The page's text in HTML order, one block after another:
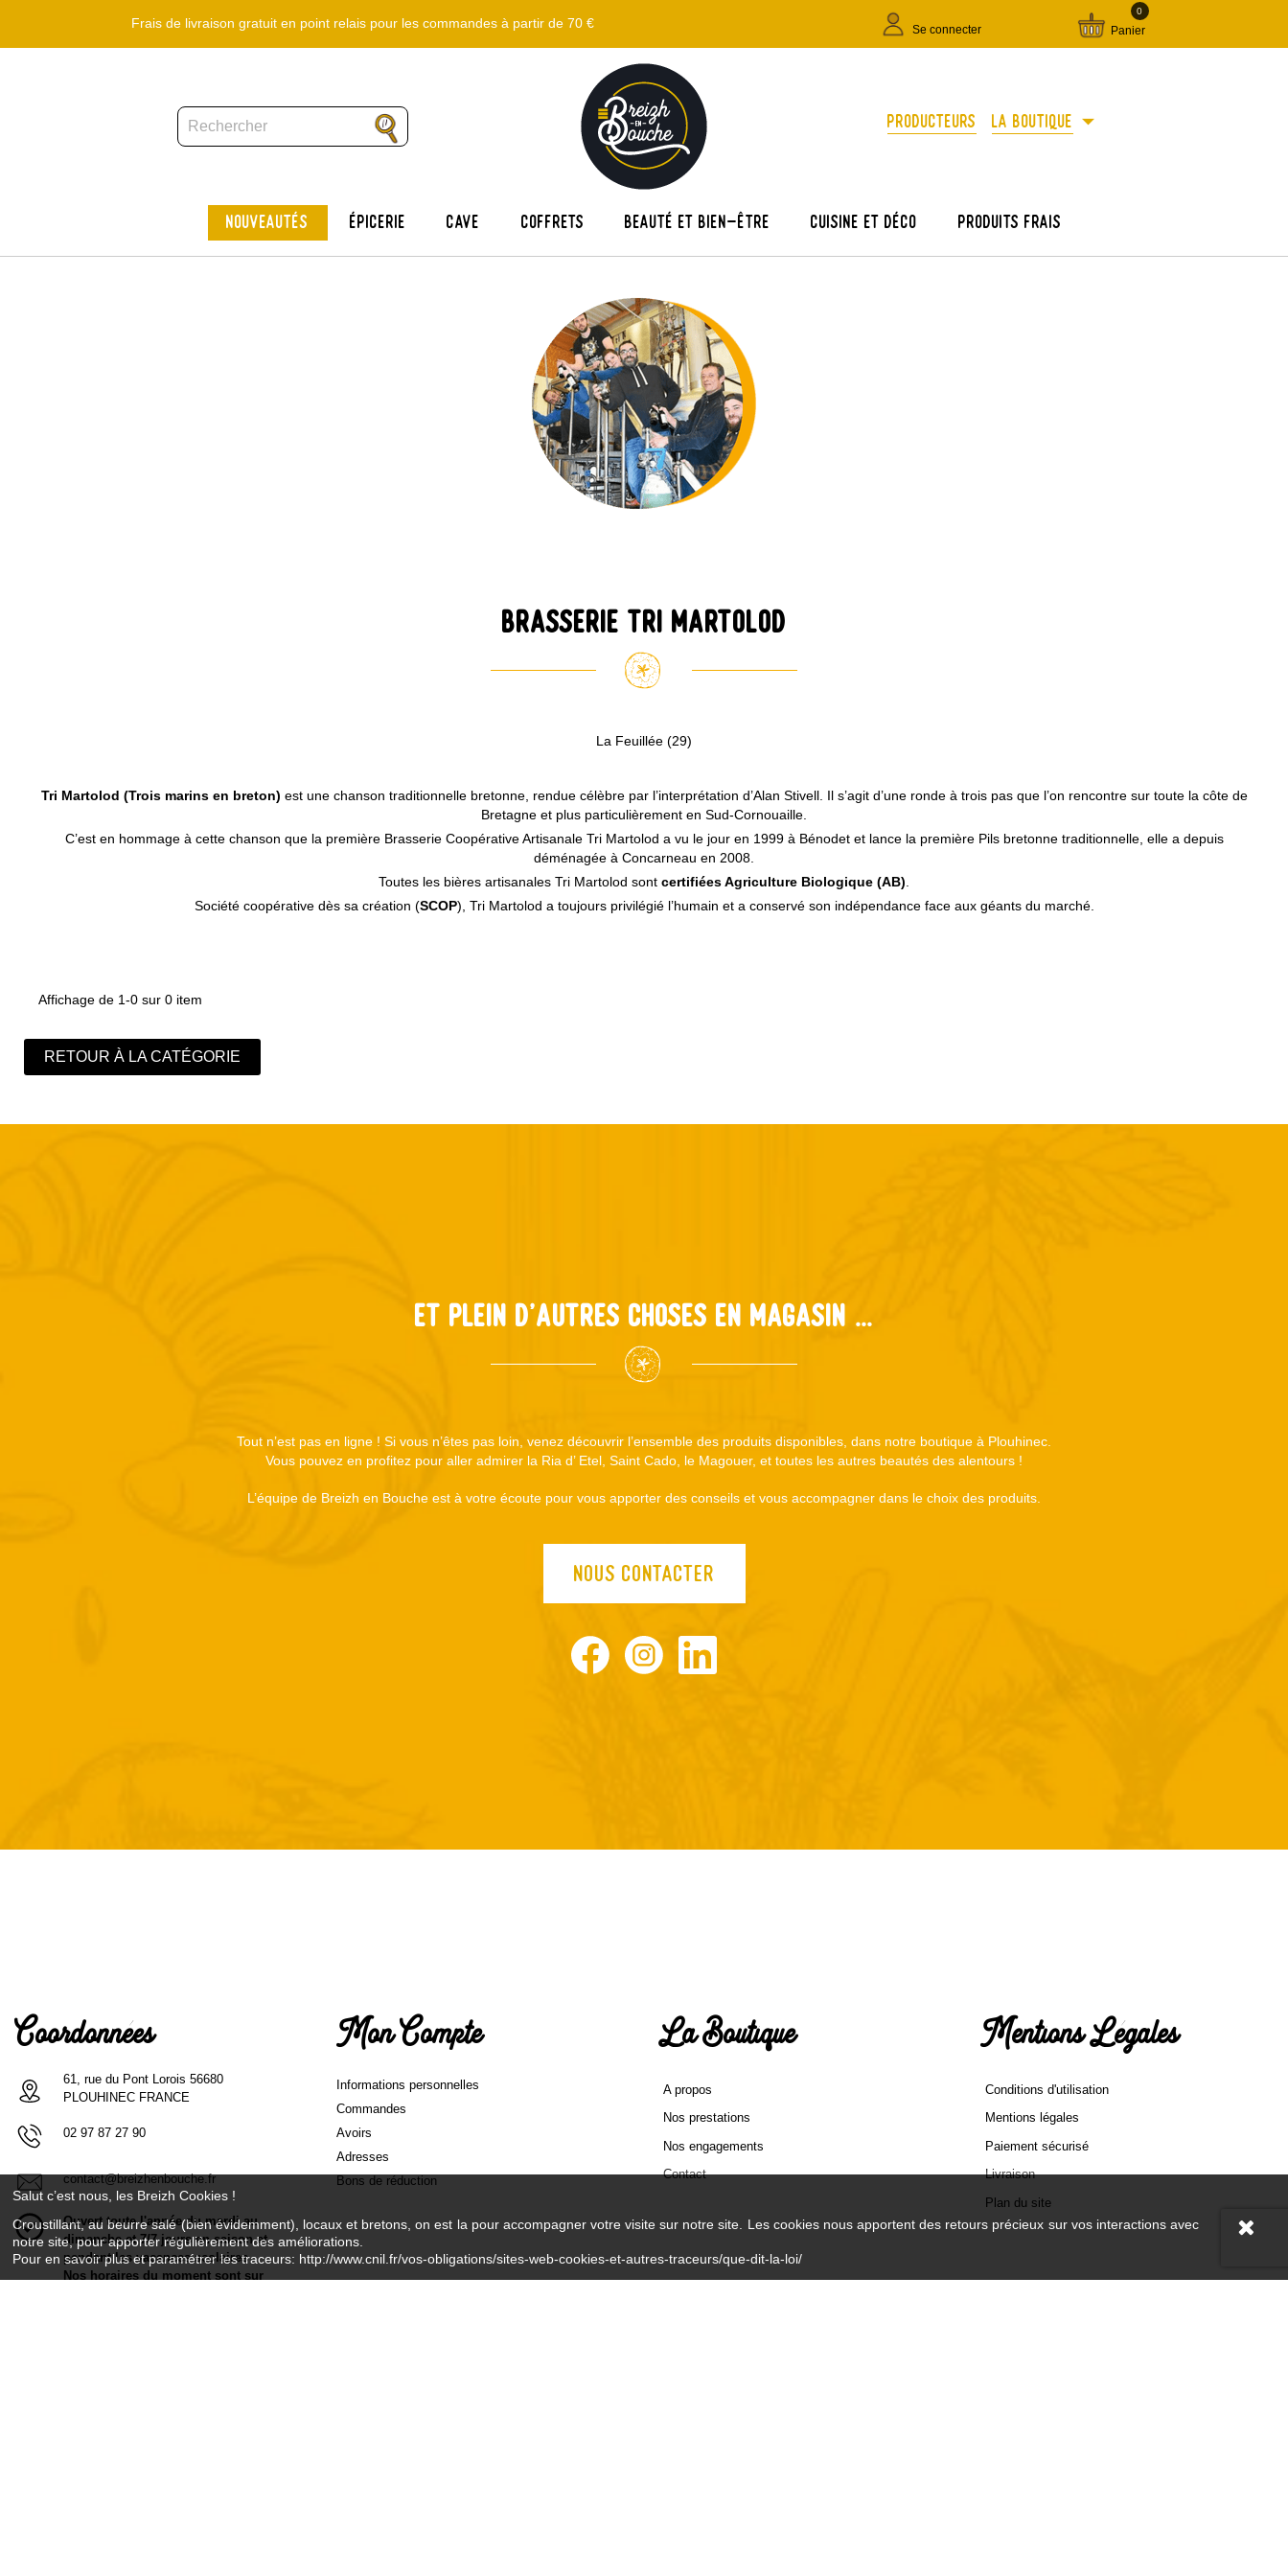
Frais de livraison gratuit en point relais pour les commandes à partir de 70 € Se connecter Panier
0
Producteurs La boutique arrow_drop_down
Nouveautés Épicerie Cave Coffrets Beauté et bien-être Cuisine et déco Produits frais
BRASSERIE TRI MARTOLOD
La Feuillée (29)
Tri Martolod (Trois marins en breton) est une chanson traditionnelle bretonne, rendue célèbre par l’interprétation d’Alan Stivell. Il s’agit d’une ronde à trois pas que l’on rencontre sur toute la côte de
Bretagne et plus particulièrement en Sud-Cornouaille.
C’est en hommage à cette chanson que la première Brasserie Coopérative Artisanale Tri Martolod a vu le jour en 1999 à Bénodet et lance la première Pils bretonne traditionnelle, elle a depuis
déménagée à Concarneau en 2008.
Toutes les bières artisanales Tri Martolod sont certifiées Agriculture Biologique (AB)
Société coopérative dès sa création (SCOP), Tri Martolod a toujours privilégié l’humain et a conservé son indépendance face aux géants du marché.
Affichage de 1-0 sur 0 item
RETOUR À LA CATÉGORIE
Et plein d'autres choses en magasin ...
Tout n’est pas en ligne ! Si vous n’êtes pas loin, venez découvrir l’ensemble des produits disponibles, dans notre boutique à Plouhinec.
Vous pouvez en profitez pour aller admirer la Ria d’ Etel, Saint Cado, le Magouer, et toutes les autres beautés des alentours !
L’équipe de Breizh en Bouche est à votre écoute pour vous apporter des conseils et vous accompagner dans le choix des produits.
NOUS CONTACTER
FacebookInstagram
Coordonnées
61, rue du Pont Lorois 56680
PLOUHINEC FRANCE
02 97 87 27 90
contact@breizhenbouche.fr
Ouvert toute l'année du mardi au
dimanche et 7/7 jours en saison et
pendant les vacances scolaires
Nos horaires du moment sont sur
Mon Compte
Informations personnelles
Commandes
Avoirs
Adresses
Bons de réduction
La Boutique
A propos
Nos prestations
Nos engagements
Contact
Mentions Légales
Conditions d'utilisation
Mentions légales
Paiement sécurisé
Livraison
Plan du site
Salut c’est nous, les Breizh Cookies !
Croustillant, au beurre salé (bien évidemment), locaux et bretons, on est la pour accompagner votre visite sur notre site. Les cookies nous apportent des retours précieux sur vos interactions avec
notre site, pour apporter régulièrement des améliorations.
Pour en savoir plus et paramétrer les traceurs: http://www.cnil.fr/vos-obligations/sites-web-cookies-et-autres-traceurs/que-dit-la-loi/